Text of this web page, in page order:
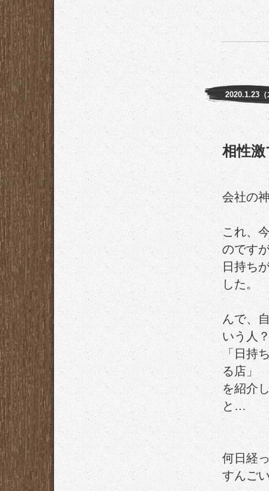
2020.1.23（
相性
会社の
これ、
のです
日持ち
した。
んで、
いう人
「日持
る店」
を紹介
と…
何日経
すんご